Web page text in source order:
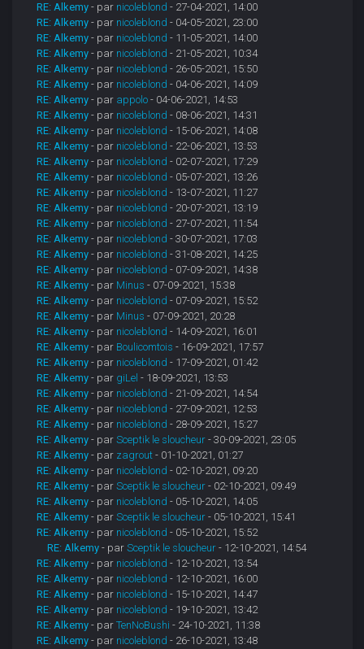
RE: Alkemy - par nicoleblond - 27-04-2021, 14:00
RE: Alkemy - par nicoleblond - 04-05-2021, 23:00
RE: Alkemy - par nicoleblond - 11-05-2021, 14:00
RE: Alkemy - par nicoleblond - 21-05-2021, 10:34
RE: Alkemy - par nicoleblond - 26-05-2021, 15:50
RE: Alkemy - par nicoleblond - 04-06-2021, 14:09
RE: Alkemy - par appolo - 04-06-2021, 14:53
RE: Alkemy - par nicoleblond - 08-06-2021, 14:31
RE: Alkemy - par nicoleblond - 15-06-2021, 14:08
RE: Alkemy - par nicoleblond - 22-06-2021, 13:53
RE: Alkemy - par nicoleblond - 02-07-2021, 17:29
RE: Alkemy - par nicoleblond - 05-07-2021, 13:26
RE: Alkemy - par nicoleblond - 13-07-2021, 11:27
RE: Alkemy - par nicoleblond - 20-07-2021, 13:19
RE: Alkemy - par nicoleblond - 27-07-2021, 11:54
RE: Alkemy - par nicoleblond - 30-07-2021, 17:03
RE: Alkemy - par nicoleblond - 31-08-2021, 14:25
RE: Alkemy - par nicoleblond - 07-09-2021, 14:38
RE: Alkemy - par Minus - 07-09-2021, 15:38
RE: Alkemy - par nicoleblond - 07-09-2021, 15:52
RE: Alkemy - par Minus - 07-09-2021, 20:28
RE: Alkemy - par nicoleblond - 14-09-2021, 16:01
RE: Alkemy - par Boulicomtois - 16-09-2021, 17:57
RE: Alkemy - par nicoleblond - 17-09-2021, 01:42
RE: Alkemy - par giLel - 18-09-2021, 13:53
RE: Alkemy - par nicoleblond - 21-09-2021, 14:54
RE: Alkemy - par nicoleblond - 27-09-2021, 12:53
RE: Alkemy - par nicoleblond - 28-09-2021, 15:27
RE: Alkemy - parSceptik le sloucheur - 30-09-2021, 23:05
RE: Alkemy - par zagrout - 01-10-2021, 01:27
RE: Alkemy - par nicoleblond - 02-10-2021, 09:20
RE: Alkemy - parSceptik le sloucheur - 02-10-2021, 09:49
RE: Alkemy - par nicoleblond - 05-10-2021, 14:05
RE: Alkemy - parSceptik le sloucheur - 05-10-2021, 15:41
RE: Alkemy - par nicoleblond - 05-10-2021, 15:52
RE: Alkemy - parSceptik le sloucheur - 12-10-2021, 14:54
RE: Alkemy - par nicoleblond - 12-10-2021, 13:54
RE: Alkemy - par nicoleblond - 12-10-2021, 16:00
RE: Alkemy - par nicoleblond - 15-10-2021, 14:47
RE: Alkemy - par nicoleblond - 19-10-2021, 13:42
RE: Alkemy - parTenNoBushi - 24-10-2021, 11:38
RE: Alkemy - par nicoleblond - 26-10-2021, 13:48